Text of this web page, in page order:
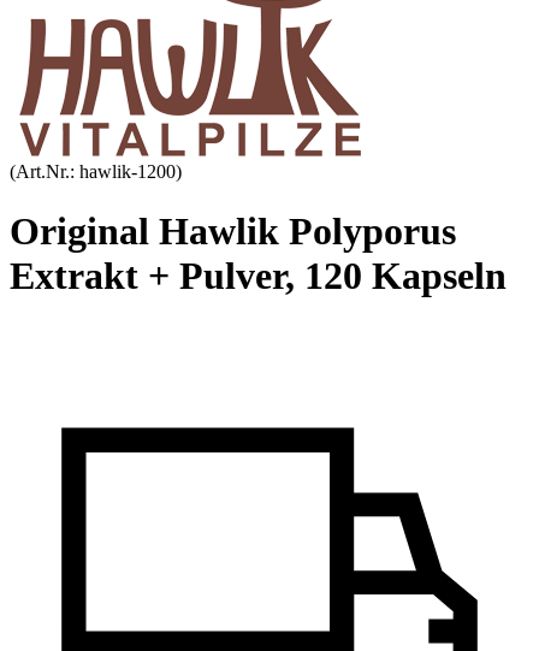
(Art.Nr.: hawlik-1200)
Original Hawlik Polyporus
Extrakt + Pulver, 120 Kapseln